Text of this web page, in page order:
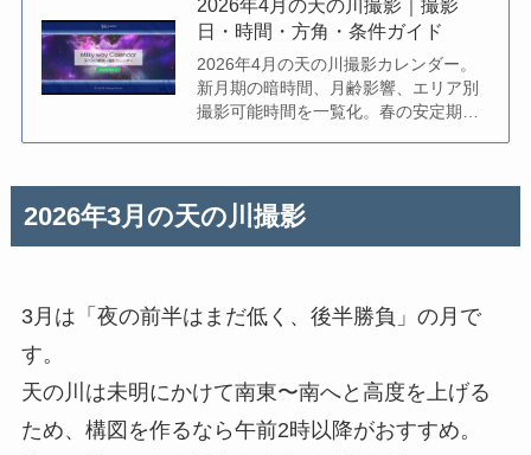
2026年4月の天の川撮影｜撮影
日・時間・方角・条件ガイド
2026年4月の天の川撮影カレンダー。
新月期の暗時間、月齢影響、エリア別
撮影可能時間を一覧化。春の安定期に
2026年3月の天の川撮影
3月は「夜の前半はまだ低く、後半勝負」の月で
す。
天の川は未明にかけて南東〜南へと高度を上げる
ため、構図を作るなら午前2時以降がおすすめ。